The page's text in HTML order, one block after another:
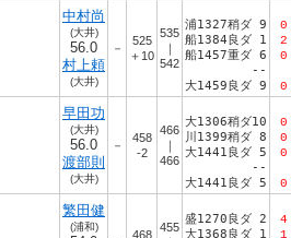
中村尚
(大井)
56.0
村上頼
(大井)
－
525
＋10
535
｜
542
浦1327稍ダ 9
船1384良ダ 1
船1457重ダ 6
--
大1459良ダ 9
0
2
0
0
早田功
(大井)
56.0
渡部則
(大井)
－
458
-2
466
｜
466
大1306稍ダ10
川1399稍ダ 8
大1441良ダ 5
--
大1441良ダ 5
0
0
0
0
繁田健
(浦和)
468
455
盛1270良ダ 2
大1368良ダ 1
4
1